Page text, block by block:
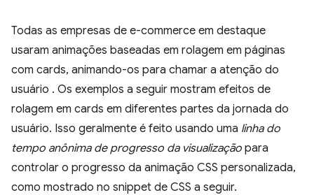
Todas as empresas de e-commerce em destaque
usaram animações baseadas em rolagem em páginas
com cards, animando-os para chamar a atenção do
usuário . Os exemplos a seguir mostram efeitos de
rolagem em cards em diferentes partes da jornada do
usuário. Isso geralmente é feito usando uma linha do
tempo anônima de progresso da visualização para
controlar o progresso da animação CSS personalizada,
como mostrado no snippet de CSS a seguir.